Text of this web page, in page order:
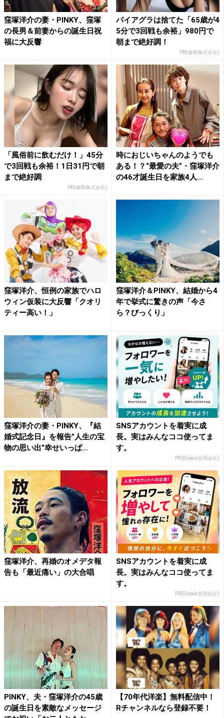
窪塚洋介の妻・PINKY、窪塚
の長男＆前妻からの誕生日祝
福に大反響
バイアグラは捨てた「65歳が4
5分で3回戦も余裕」980円で
朝まで絶好調！
PR(健商株式会社)
「風俗前に飲むだけ！」45分
で3回戦も余裕！1日31円で朝
まで絶好調
PR(健商株式会社)
時におじいちゃんのようでも
ある！？“最愛の夫”・窪塚洋介
の46才誕生日を家族4人...
窪塚洋介、恒例の家族でハロ
ウィン仮装に大反響「クオリ
ティー高い！」
窪塚洋介＆PINKY、結婚から4
年で挙式に驚きの声「今さ
ら？びっくり」
窪塚洋介の妻・PINKY、『結
婚式記念日』を報告”人生の宝
物の思い出”幸せいっぱ...
SNSアカウントを着実に成
長。実はみんなココ使ってま
す。
PR(Dreaw合同会社)
窪塚洋介、再婚のオメデタ報
告も「最近痛い」の大合唱
SNSアカウントを着実に成
長。実はみんなココ使ってま
す。
PR(Dreaw合同会社)
PINKY、夫・窪塚洋介の45歳
の誕生日を素敵なメッセージ
【70年代洋楽】無料配信中！
Rチャンネルなら登録不要！